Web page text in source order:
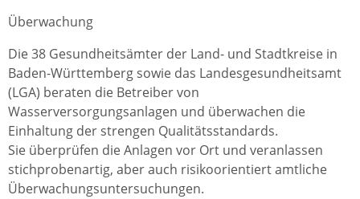
Überwachung
Die 38 Gesundheitsämter der Land- und Stadtkreise in
Baden-Württemberg sowie das Landesgesundheitsamt
(LGA) beraten die Betreiber von
Wasserversorgungsanlagen und überwachen die
Einhaltung der strengen Qualitätsstandards.
Sie überprüfen die Anlagen vor Ort und veranlassen
stichprobenartig, aber auch risikoorientiert amtliche
Überwachungsuntersuchungen.